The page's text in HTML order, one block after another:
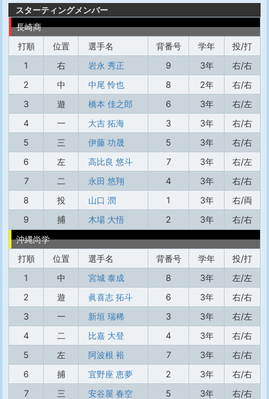
スターティングメンバー
長崎商
打順
位置 選手名 背番号 学年
投/打
1
右 岩永 秀正 9 3年
右/右
2
中 中尾 怜也 8 2年
右/右
3
遊 橋本 佳之郎 6 3年
右/左
4
一 大吉 拓海 3 3年
右/右
5
三 伊藤 功晟 5 3年
右/右
6
左 高比良 悠斗 7 3年
右/左
7
二 永田 悠翔 4 3年
右/右
8
投 山口 潤 1 3年
右/両
9
捕 木場 大悟 2 3年
右/右
沖縄尚学
打順
位置 選手名 背番号 学年
投/打
1
中 宮城 泰成 8 3年
左/左
2
遊 眞喜志 拓斗 6 3年
右/右
3
一 新垣 瑞稀 3 3年
右/左
4
二 比嘉 大登 4 3年
右/右
5
左 阿波根 裕 7 3年
右/右
6
捕 宜野座 恵夢 2 3年
右/右
7
三 安谷屋 春空 5 3年
右/右